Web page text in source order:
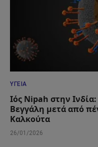
ΥΓΕΊΑ
Ιός Nipah στην
Βεγγάλη μετά από
Καλκούτα
26/01/2026